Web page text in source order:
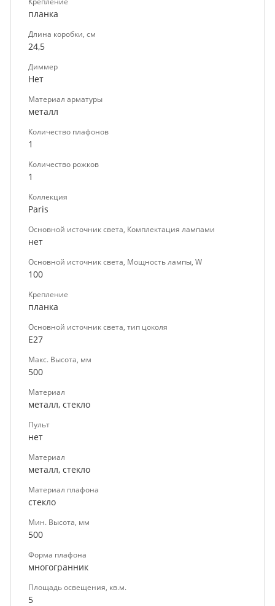
планка
Длина коробки, см
24,5
Диммер
Нет
Материал арматуры
металл
Количество плафонов
1
Количество рожков
1
Коллекция
Paris
Основной источник света, Комплектация лампами
нет
Основной источник света, Мощность лампы, W
100
Крепление
планка
Основной источник света, тип цоколя
E27
Макс. Высота, мм
500
Материал
металл, стекло
Пульт
нет
Материал
металл, стекло
Материал плафона
стекло
Мин. Высота, мм
500
Форма плафона
многогранник
Площадь освещения, кв.м.
5